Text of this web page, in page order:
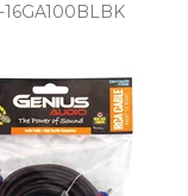
16GA100BLBK